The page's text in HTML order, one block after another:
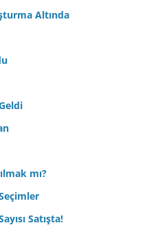
Altında
mı?
Satışta!